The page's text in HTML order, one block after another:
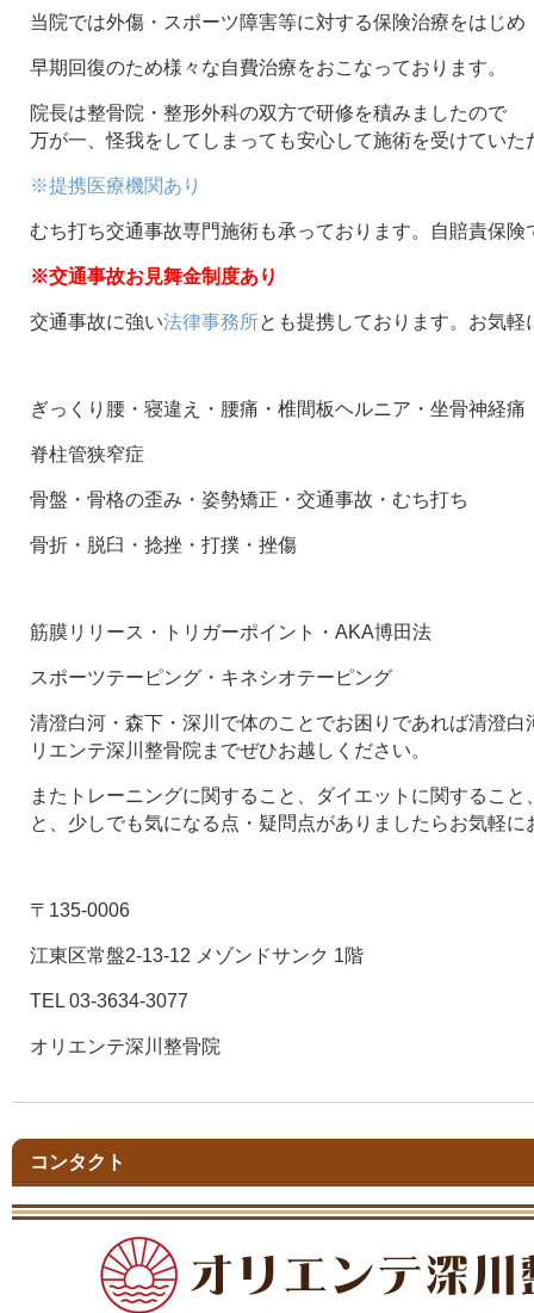
当院では外傷・スポーツ障害等に対する保険治療をはじめ
早期回復のため様々な自費治療をおこなっております。
院長は整骨院・整形外科の双方で研修を積みましたので
万が一、怪我をしてしまっても安心して施術を受けていた
※提携医療機関あり
むち打ち交通事故専門施術も承っております。自賠責保険
※交通事故お見舞金制度あり
交通事故に強い法律事務所とも提携しております。お気軽
ぎっくり腰・寝違え・腰痛・椎間板ヘルニア・坐骨神経痛
脊柱管狭窄症
骨盤・骨格の歪み・姿勢矯正・交通事故・むち打ち
骨折・脱臼・捻挫・打撲・挫傷
筋膜リリース・トリガーポイント・AKA博田法
スポーツテーピング・キネシオテーピング
清澄白河・森下・深川で体のことでお困りであれば清澄
リエンテ深川整骨院までぜひお越しください。
またトレーニングに関すること、ダイエットに関するこ
と、少しでも気になる点・疑問点がありましたらお気軽に
〒135-0006
江東区常盤2-13-12 メゾンドサンク 1階
TEL 03-3634-3077
オリエンテ深川整骨院
コンタクト